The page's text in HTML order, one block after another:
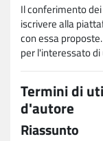
Il conferimento
iscrivere alla
con essa
per l'interessato
Termini di
d'autore
Riassunto